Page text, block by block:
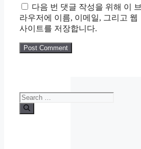
다음 번 댓글 작성을 위해 이 브
라우저에 이름, 이메일, 그리고 웹
사이트를 저장합니다.
Search
for: